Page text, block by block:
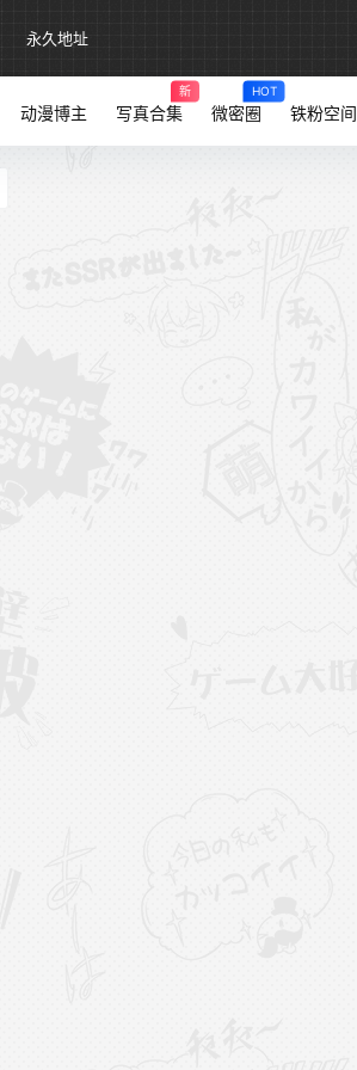
永久地址
动漫博主 写真合集
新
微密圈
HOT
铁粉空间